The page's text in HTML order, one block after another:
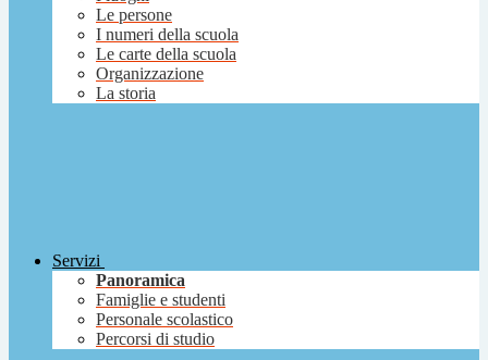
Le persone
I numeri della scuola
Le carte della scuola
Organizzazione
La storia
Servizi
Panoramica
Famiglie e studenti
Personale scolastico
Percorsi di studio